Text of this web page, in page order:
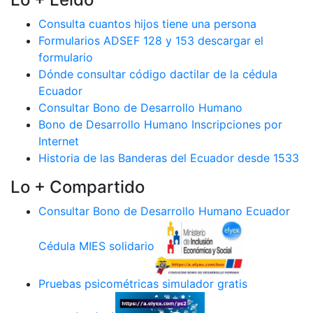
Consulta cuantos hijos tiene una persona
Formularios ADSEF 128 y 153 descargar el
formulario
Dónde consultar código dactilar de la cédula
Ecuador
Consultar Bono de Desarrollo Humano
Bono de Desarrollo Humano Inscripciones por
Internet
Historia de las Banderas del Ecuador desde 1533
Lo + Compartido
Consultar Bono de Desarrollo Humano Ecuador
Cédula MIES solidario
Pruebas psicométricas simulador gratis